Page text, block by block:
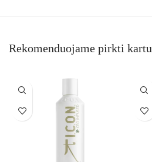
Rekomenduojame pirkti kartu